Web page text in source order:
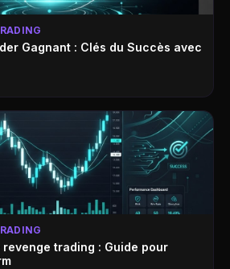
Gagnant : Clés du Succès avec
revenge trading : Guide pour